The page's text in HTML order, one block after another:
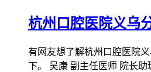
杭州口腔医院义乌
有网友想了解杭州口腔医院
下。 吴康 副主任医师 院长助